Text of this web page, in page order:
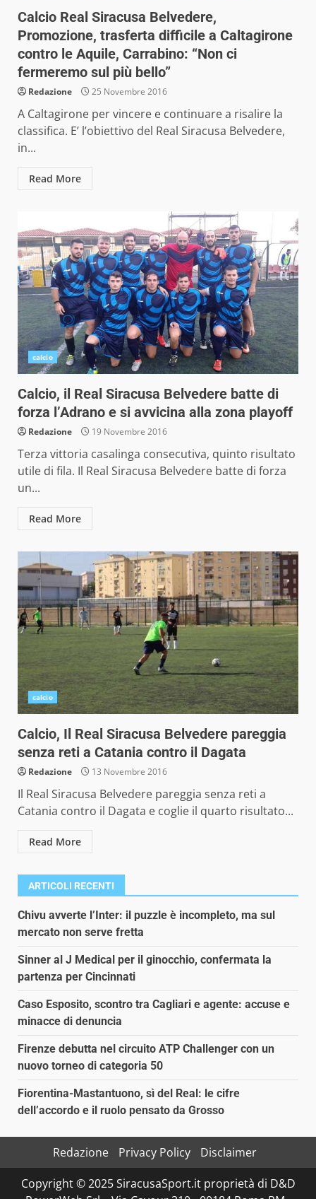
Calcio Real Siracusa Belvedere,
Promozione, trasferta difficile a Caltagirone
contro le Aquile, Carrabino: “Non ci
fermeremo sul più bello”
Redazione 25 Novembre 2016
A Caltagirone per vincere e continuare a risalire la
classifica. E’ l’obiettivo del Real Siracusa Belvedere,
in...
Read More
calcio
Calcio, il Real Siracusa Belvedere batte di
forza l’Adrano e si avvicina alla zona playoff
Redazione 19 Novembre 2016
Terza vittoria casalinga consecutiva, quinto risultato
utile di fila. Il Real Siracusa Belvedere batte di forza
un...
Read More
calcio
Calcio, Il Real Siracusa Belvedere pareggia
senza reti a Catania contro il Dagata
Redazione 13 Novembre 2016
Il Real Siracusa Belvedere pareggia senza reti a
Catania contro il Dagata e coglie il quarto risultato...
Read More
ARTICOLI RECENTI
Chivu avverte l’Inter: il puzzle è incompleto, ma sul
mercato non serve fretta
Sinner al J Medical per il ginocchio, confermata la
partenza per Cincinnati
Caso Esposito, scontro tra Cagliari e agente: accuse e
minacce di denuncia
Firenze debutta nel circuito ATP Challenger con un
nuovo torneo di categoria 50
Fiorentina-Mastantuono, sì del Real: le cifre
dell’accordo e il ruolo pensato da Grosso
Redazione Privacy Policy
Disclaimer
Copyright © 2025 SiracusaSport.it proprietà di D&D